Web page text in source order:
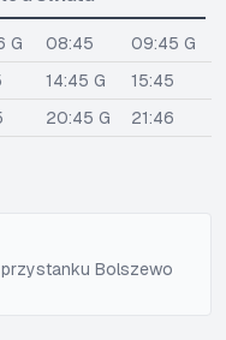
G 08:45
09:45 G
14:45 G
15:45
20:45 G
21:46
Bolszewo